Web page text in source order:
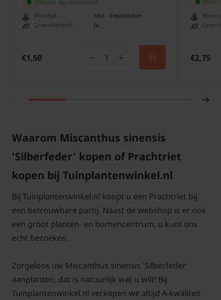
De pot kan soms in vorm afwijken, bijvoorbeeld
een wat meer vierkante pot dan rond.
snoeien en onderhouden
in maart terug tot op 15 cm boven de grond en
gewassen struik kunt u delen, door met een scherpe
spa de tuinplant doormidden te steken en beide
Miscanthus sinensis 'Silberfeder':
Prachtriet miscanthus sinensis
'Silberfeder' geeft deze roze
Bloeitijd:
Mei - September
Groenblijvend:
Ja
€1,50 €2,75
Waarom Miscanthus sinensis
'Silberfeder' kopen of Prachtriet
kopen bij Tuinplantenwinkel.nl
Bij Tuinplantenwinkel.nl koopt u een Prachtriet bij
een betrouwbare partij. Naast de webshop is er ook
een groot planten- en bomencentrum; u kunt ons
echt bezoeken.
Zorgeloos uw Miscanthus sinensis 'Silberfeder'
aanplanten, dat is natuurlijk wat u wilt! Bij
Tuinplantenwinkel.nl verkopen we altijd A-kwaliteit